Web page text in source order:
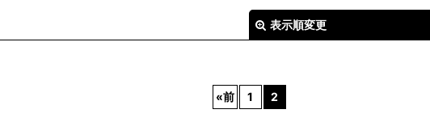
表示順変更
«前 1 2